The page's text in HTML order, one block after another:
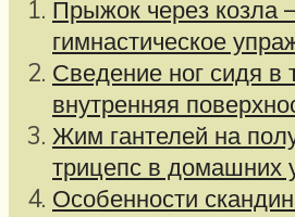
Прыжок через козла
гимнастическое
Сведение ног сидя в
внутренняя
Жим гантелей на
трицепс в домашних
Особенности